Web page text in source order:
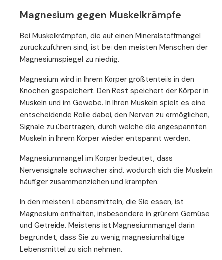
Magnesium gegen Muskelkrämpfe
Bei Muskelkrämpfen, die auf einen Mineralstoffmangel
zurückzuführen sind, ist bei den meisten Menschen der
Magnesiumspiegel zu niedrig.
Magnesium wird in Ihrem Körper größtenteils in den
Knochen gespeichert. Den Rest speichert der Körper in
Muskeln und im Gewebe. In Ihren Muskeln spielt es eine
entscheidende Rolle dabei, den Nerven zu ermöglichen,
Signale zu übertragen, durch welche die angespannten
Muskeln in Ihrem Körper wieder entspannt werden.
Magnesiummangel im Körper bedeutet, dass
Nervensignale schwächer sind, wodurch sich die Muskeln
häufiger zusammenziehen und krampfen.
In den meisten Lebensmitteln, die Sie essen, ist
Magnesium enthalten, insbesondere in grünem Gemüse
und Getreide. Meistens ist Magnesiummangel darin
begründet, dass Sie zu wenig magnesiumhaltige
Lebensmittel zu sich nehmen.